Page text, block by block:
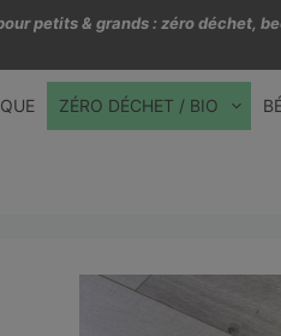
petits & grands : zéro déchet,
ZÉRO DÉCHET / BIO